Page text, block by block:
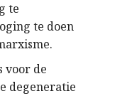
te
te doen
voor de
degeneratie